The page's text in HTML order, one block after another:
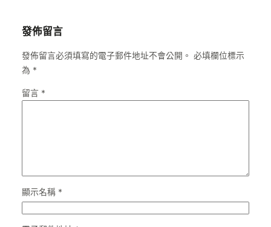
發佈留言
發佈留言必須填寫的電子郵件地址不會公開。 必填欄位標示
為 *
留言 *
顯示名稱 *